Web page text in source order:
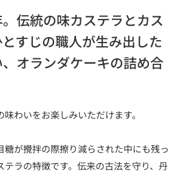
伝統の味カステラとカス
すじの職人が生み出した
オランダケーキの詰め合
わいをお楽しみいただけます。
糖が攪拌の際擦り減らされた中にも残っ
テラの特徴です。伝来の古法を守り、丹